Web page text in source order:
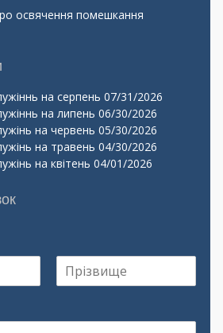
освячення помешкання
на серпень 07/31/2026
на липень 06/30/2026
на червень 05/30/2026
на травень 04/30/2026
на квітень 04/01/2026